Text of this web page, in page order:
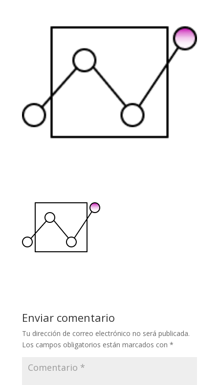
Enviar comentario
Tu dirección de correo electrónico no será publicada.
Los campos obligatorios están marcados con *